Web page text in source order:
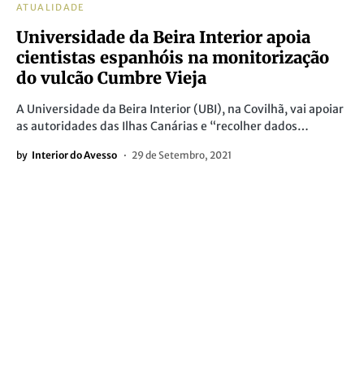
ATUALIDADE
Universidade da Beira Interior apoia
cientistas espanhóis na monitorização
do vulcão Cumbre Vieja
A Universidade da Beira Interior (UBI), na Covilhã, vai apoiar
as autoridades das Ilhas Canárias e “recolher dados…
by Interior do Avesso 29 de Setembro, 2021